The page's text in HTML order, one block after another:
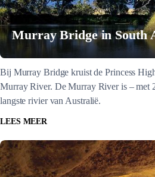
Murray Bridge in South
Bij Murray Bridge kruist de Princess
Murray River. De Murray River is – met
langste rivier van Australië.
LEES MEER